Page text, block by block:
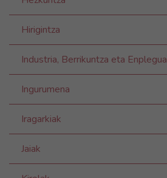
Hirigintza
Industria, Berrikuntza eta Enplegua
Ingurumena
Iragarkiak
Jaiak